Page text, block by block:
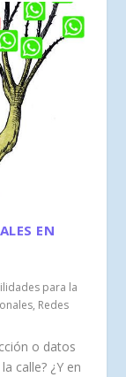
EN
para la
, Redes
o datos
calle? ¿Y en